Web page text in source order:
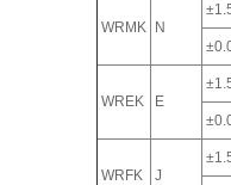
WRMK N
WREK E
WRFK J